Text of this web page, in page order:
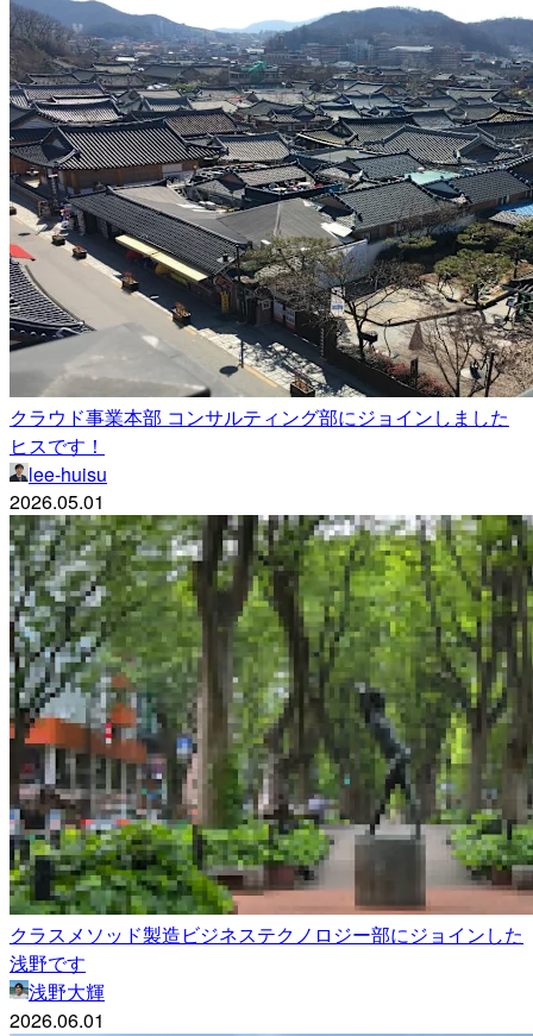
クラウド事業本部 コンサルティング部にジョインしました
ヒスです！
lee-huisu
2026.05.01
クラスメソッド製造ビジネステクノロジー部にジョインした
浅野です
浅野大輝
2026.06.01